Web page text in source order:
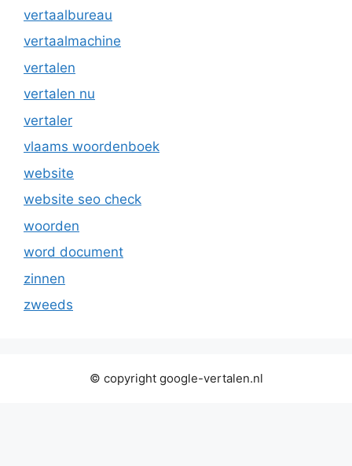
vertaalbureau
vertaalmachine
vertalen
vertalen nu
vertaler
vlaams woordenboek
website
website seo check
woorden
word document
zinnen
zweeds
© copyright google-vertalen.nl